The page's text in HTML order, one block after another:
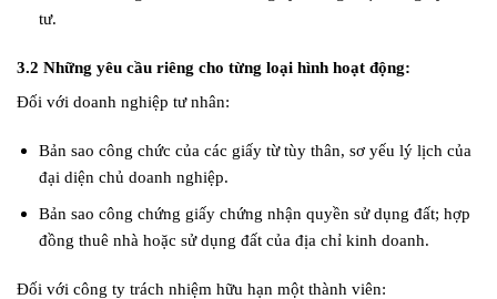
tư.
3.2 Những yêu cầu riêng cho từng loại hình hoạt động:
Đối với doanh nghiệp tư nhân:
Bản sao công chức của các giấy từ tùy thân, sơ yếu lý lịch của
đại diện chủ doanh nghiệp.
Bản sao công chứng giấy chứng nhận quyền sử dụng đất; hợp
đồng thuê nhà hoặc sử dụng đất của địa chỉ kinh doanh.
Đối với công ty trách nhiệm hữu hạn một thành viên: